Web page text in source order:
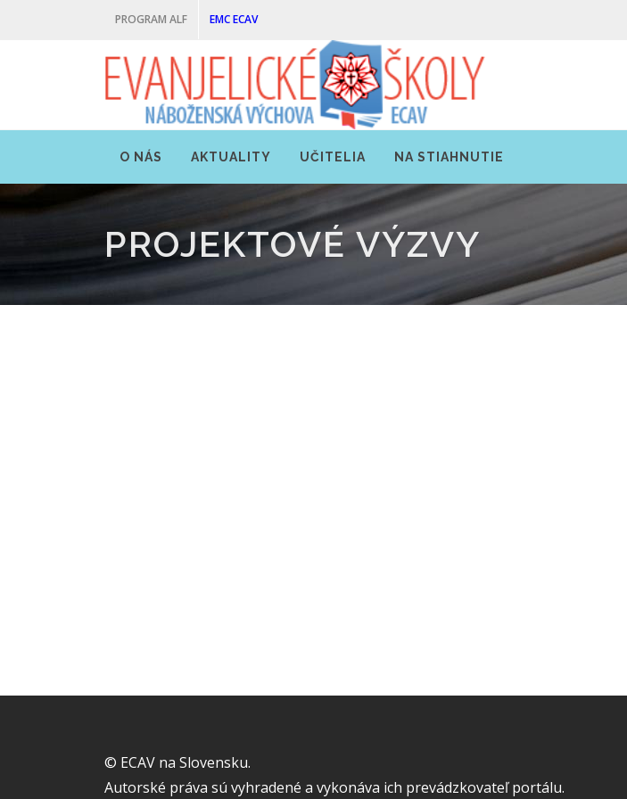
PROGRAM ALF EMC ECAV
O NÁS AKTUALITY UČITELIA NA STIAHNUTIE
PROJEKTOVÉ VÝZVY
© ECAV na Slovensku.
Autorské práva sú vyhradené a vykonáva ich prevádzkovateľ portálu.